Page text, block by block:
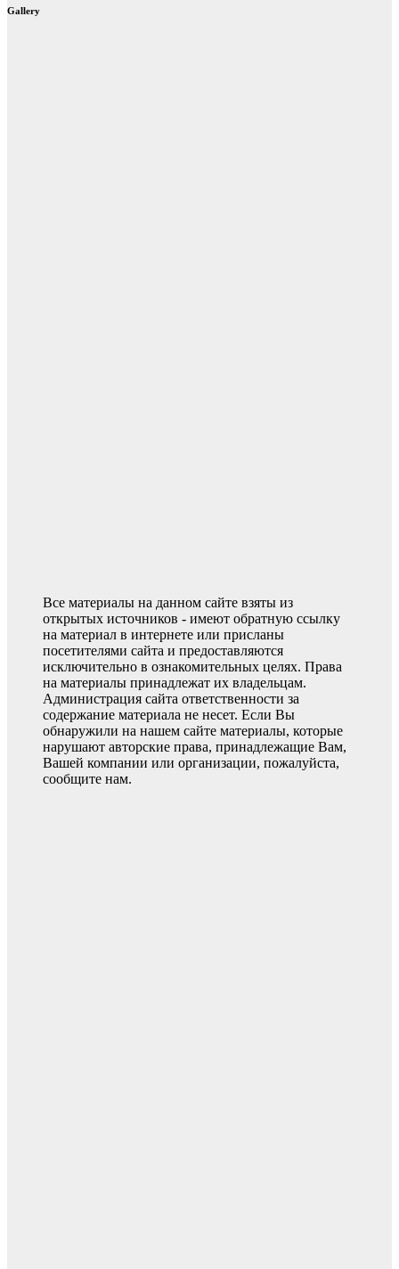
Gallery
Все материалы на данном сайте взяты из
открытых источников - имеют обратную ссылку
на материал в интернете или присланы
посетителями сайта и предоставляются
исключительно в ознакомительных целях. Права
на материалы принадлежат их владельцам.
Администрация сайта ответственности за
содержание материала не несет. Если Вы
обнаружили на нашем сайте материалы, которые
нарушают авторские права, принадлежащие Вам,
Вашей компании или организации, пожалуйста,
сообщите нам.